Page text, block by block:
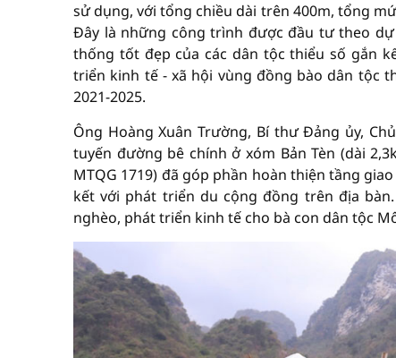
sử dụng, với tổng chiều dài trên 400m, tổng
Đây là những công trình được đầu tư theo
thống tốt đẹp của các dân tộc thiểu số gắn
triển kinh tế - xã hội vùng đồng bào dân tộc
2021-2025.
Ông Hoàng Xuân Trường, Bí thư Đảng ủy,
tuyến đường bê chính ở xóm Bản Tèn (dài
MTQG 1719) đã góp phần hoàn thiện tầng
kết với phát triển du cộng đồng trên địa
nghèo, phát triển kinh tế cho bà con dân tộc